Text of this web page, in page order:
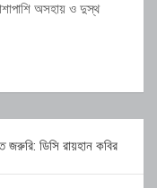
অসহায় ও দুস্থ
জরুরি: ডিসি রায়হান কবির